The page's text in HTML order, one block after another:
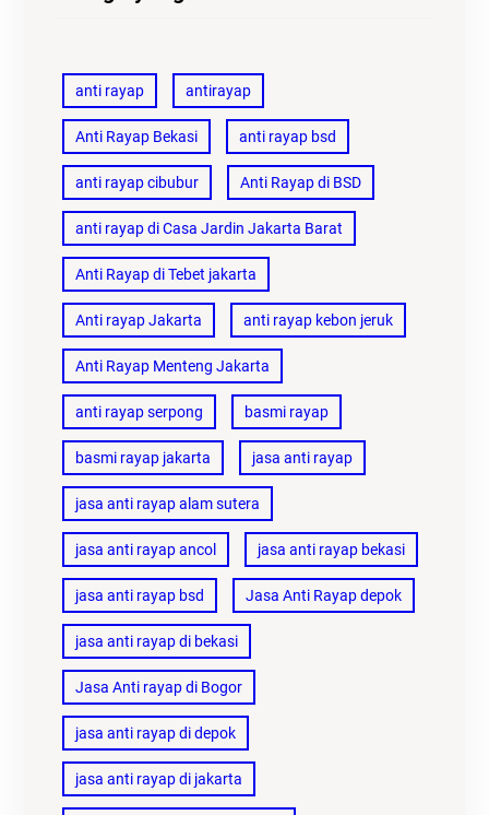
anti rayap antirayap
Anti Rayap Bekasi anti rayap bsd
anti rayap cibubur Anti Rayap di BSD
anti rayap di Casa Jardin Jakarta Barat
Anti Rayap di Tebet jakarta
Anti rayap Jakarta anti rayap kebon jeruk
Anti Rayap Menteng Jakarta
anti rayap serpong basmi rayap
basmi rayap jakarta jasa anti rayap
jasa anti rayap alam sutera
jasa anti rayap ancol jasa anti rayap bekasi
jasa anti rayap bsd Jasa Anti Rayap depok
jasa anti rayap di bekasi
Jasa Anti rayap di Bogor
jasa anti rayap di depok
jasa anti rayap di jakarta